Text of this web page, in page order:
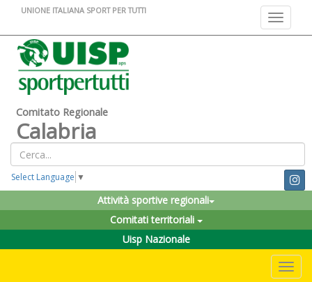
Toggle
UNIONE ITALIANA SPORT PER TUTTI
Comitato Regionale
Calabria
Select Language ▼
Attività sportive regionali
Comitati territoriali
Uisp Nazionale